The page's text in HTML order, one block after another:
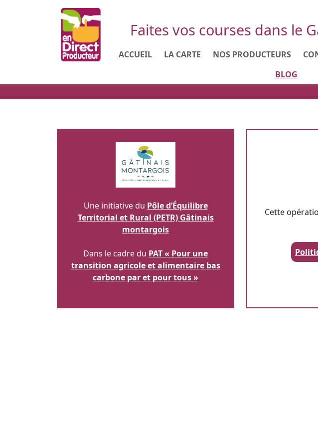
Faites vos courses dans le
ACCUEIL LA CARTE NOS PRODUCTEURS
BLOG
Une initiative du Pôle d’Équilibre
Territorial et Rural (PETR) Gâtinais
montargois
Dans le cadre du PAT « Pour une
transition agricole et alimentaire bas
carbone par et pour tous »
Cette